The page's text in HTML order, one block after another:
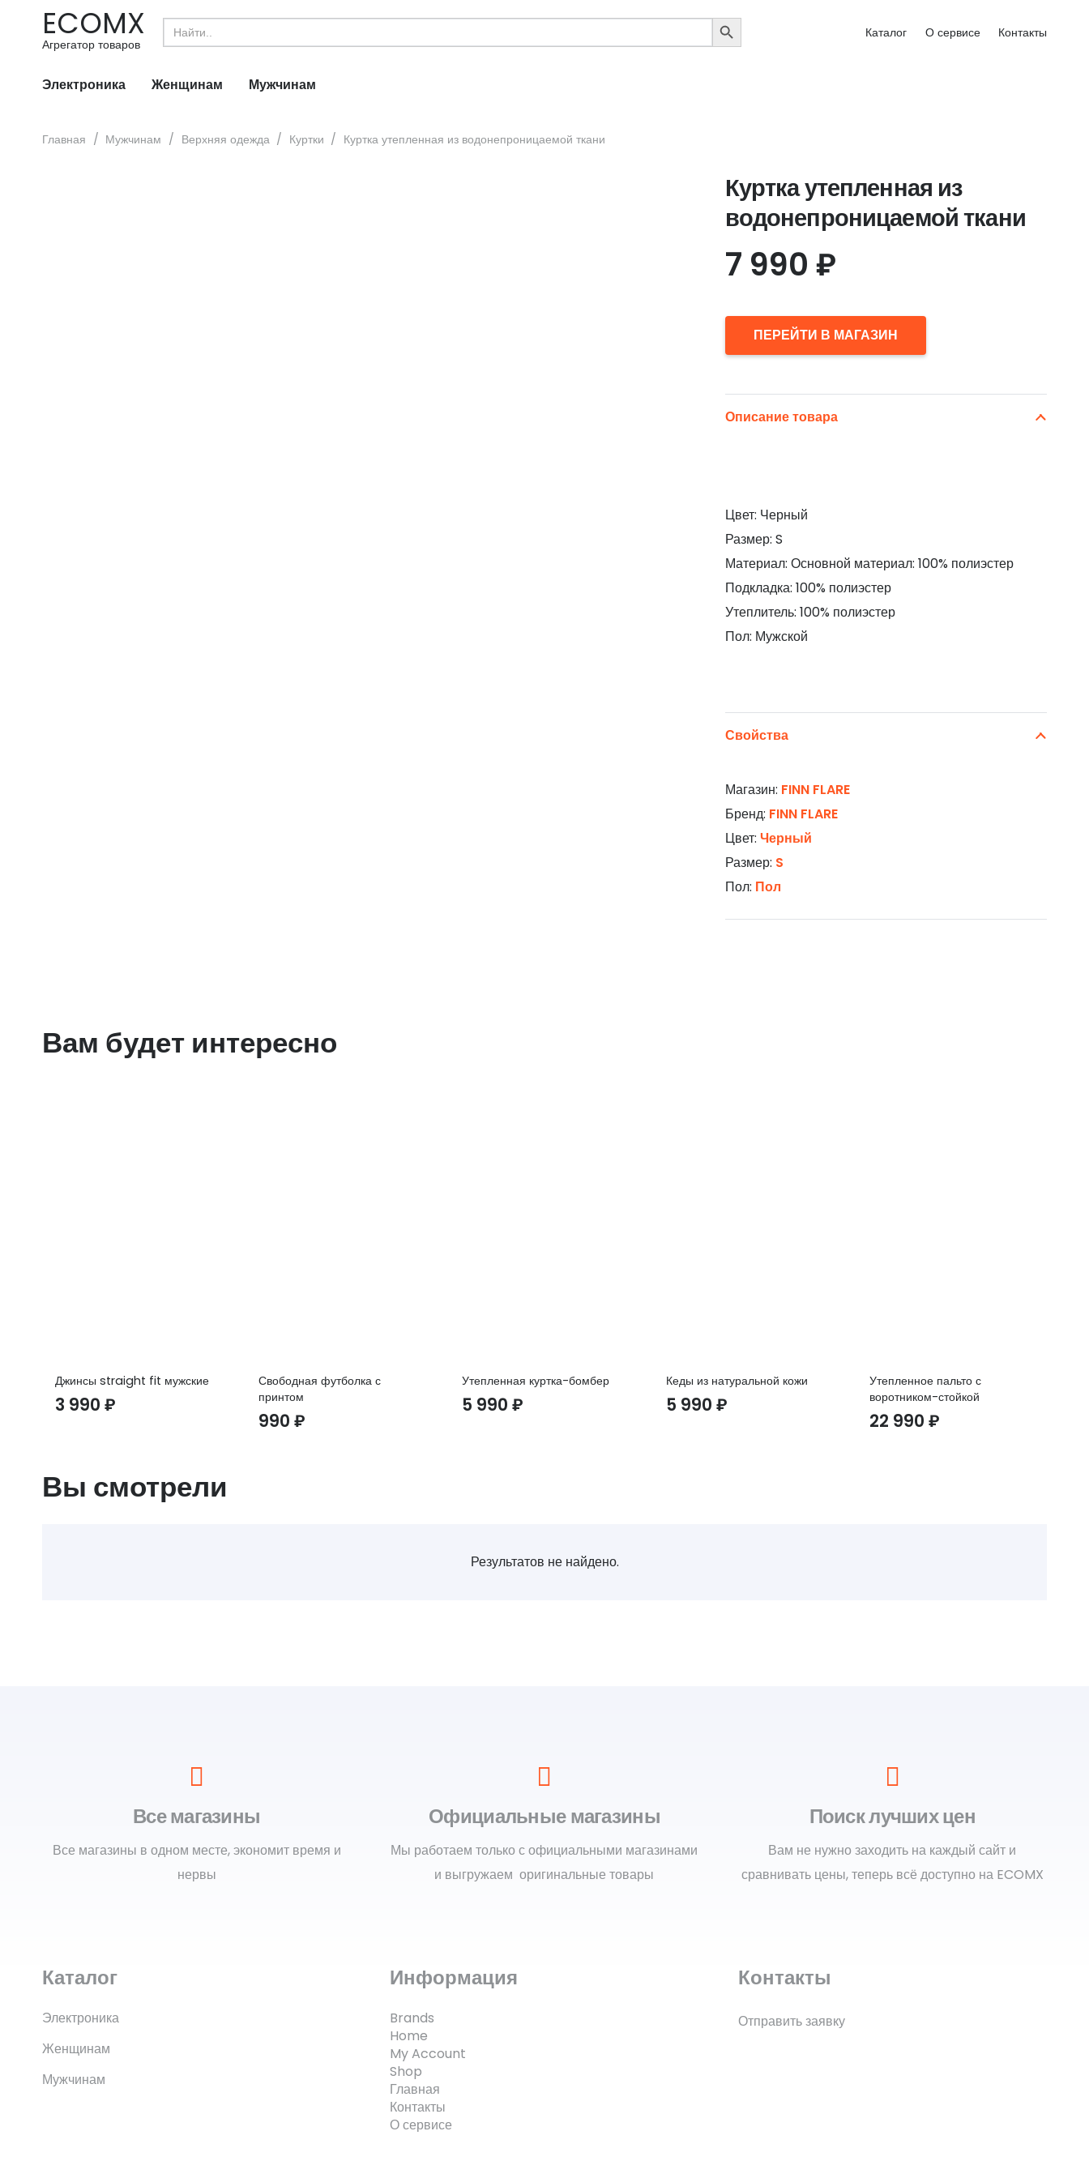
ECOMX
Агрегатор товаров
Search
for:
SEARCH
BUTTON
Каталог О сервисе Контакты
Электроника Женщинам Мужчинам
Главная / Мужчинам / Верхняя одежда / Куртки / Куртка утепленная из водонепроницаемой ткани
Куртка утепленная из
водонепроницаемой ткани
7 990 ₽
ПЕРЕЙТИ В МАГАЗИН
Описание товара
Цвет: Черный
Размер: S
Материал: Основной материал: 100% полиэстер
Подкладка: 100% полиэстер
Утеплитель: 100% полиэстер
Пол: Мужской
Свойства
Магазин: FINN FLARE
Бренд: FINN FLARE
Цвет: Черный
Размер: S
Пол: Пол
Вам будет интересно
Джинсы straight fit мужские
3 990 ₽
Свободная футболка с
принтом
990₽
Утепленная куртка-бомбер
5 990₽
Кеды из натуральной кожи
5 990 ₽
Утепленное пальто с
воротником-стойкой
22 990 ₽
Вы смотрели
Результатов не найдено.
Все магазины
Все магазины в одном месте, экономит время и
нервы
Официальные магазины
Мы работаем только с официальными магазинами
и выгружаем оригинальные товары
Поиск лучших цен
Вам не нужно заходить на каждый сайт и
сравнивать цены, теперь всё доступно на ECOMX
Каталог
Электроника
Женщинам
Мужчинам
Информация
Brands
Home
My Account
Shop
Главная
Контакты
О сервисе
Контакты
Отправить заявку